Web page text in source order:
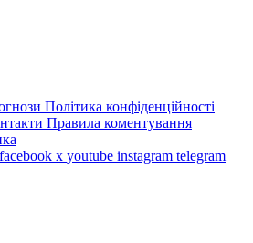
Політика конфіденційності
Правила коментування
facebook x youtube instagram telegram